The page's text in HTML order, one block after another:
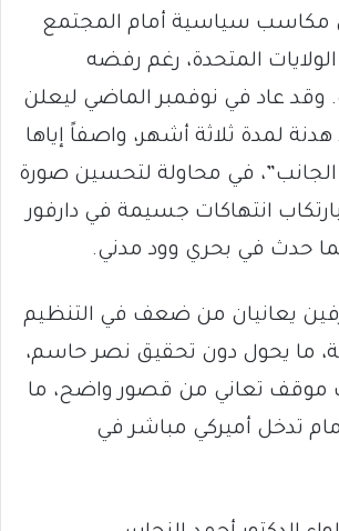
مكاسب سياسية أمام المجتمع
الولايات المتحدة، رغم رفضه
وقد عاد في نوفمبر الماضي ليعلن
لمدة ثلاثة أشهر، واصفاً إياها
الجانب”، في محاولة لتحسين صورة
انتهاكات جسيمة في دارفور
حدث في بحري وود مدني.
يعانيان من ضعف في التنظيم
ما يحول دون تحقيق نصر حاسم،
موقف تعاني من قصور واضح، ما
تدخل أميركي مباشر في